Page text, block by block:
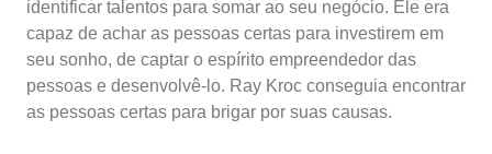
identificar talentos para somar ao seu negócio. Ele era
capaz de achar as pessoas certas para investirem em
seu sonho, de captar o espírito empreendedor das
pessoas e desenvolvê-lo. Ray Kroc conseguia encontrar
as pessoas certas para brigar por suas causas.